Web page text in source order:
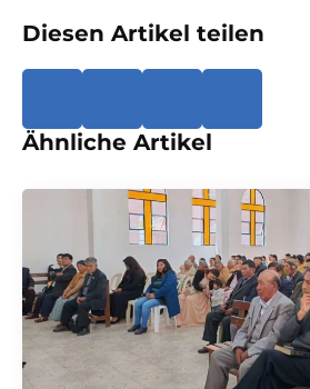
Diesen Artikel teilen
Ähnliche Artikel